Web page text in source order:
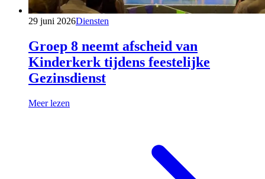
29 juni 2026Diensten
Groep 8 neemt afscheid van
Kinderkerk tijdens feestelijke
Gezinsdienst
Meer lezen